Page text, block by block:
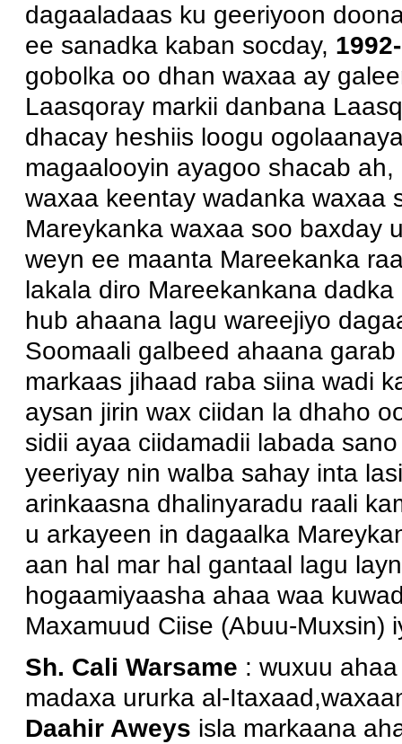
dagaaladaas ku geeriyoon
ee sanadka kaban socday,
gobolka oo dhan waxaa ay
Laasqoray markii danbana
dhacay heshiis loogu
magaalooyin ayagoo shacab
waxaa keentay wadanka waxaa
Mareykanka waxaa soo baxday
weyn ee maanta Mareekanka
lakala diro Mareekankana
hub ahaana lagu wareejiyo
Soomaali galbeed ahaana
markaas jihaad raba siina wadi
aysan jirin wax ciidan la dhaho
sidii ayaa ciidamadii labada
yeeriyay nin walba sahay inta
arinkaasna dhalinyaradu raali
u arkayeen in dagaalka
aan hal mar hal gantaal lagu
hogaamiyaasha ahaa waa
Maxamuud Ciise (Abuu-Muxsin)
Sh. Cali Warsame : wuxuu
madaxa ururka al-
Daahir Aweys isla markaana